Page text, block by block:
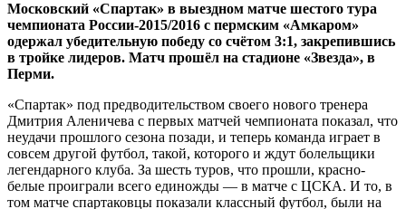
Московский «Спартак» в выездном матче шестого тура
чемпионата России-2015/2016 с пермским «Амкаром»
одержал убедительную победу со счётом 3:1, закрепившись
в тройке лидеров. Матч прошёл на стадионе «Звезда», в
Перми.
«Спартак» под предводительством своего нового тренера
Дмитрия Аленичева с первых матчей чемпионата показал, что
неудачи прошлого сезона позади, и теперь команда играет в
совсем другой футбол, такой, которого и ждут болельщики
легендарного клуба. За шесть туров, что прошли, красно-
белые проиграли всего единожды — в матче с ЦСКА. И то, в
том матче спартаковцы показали классный футбол, были на